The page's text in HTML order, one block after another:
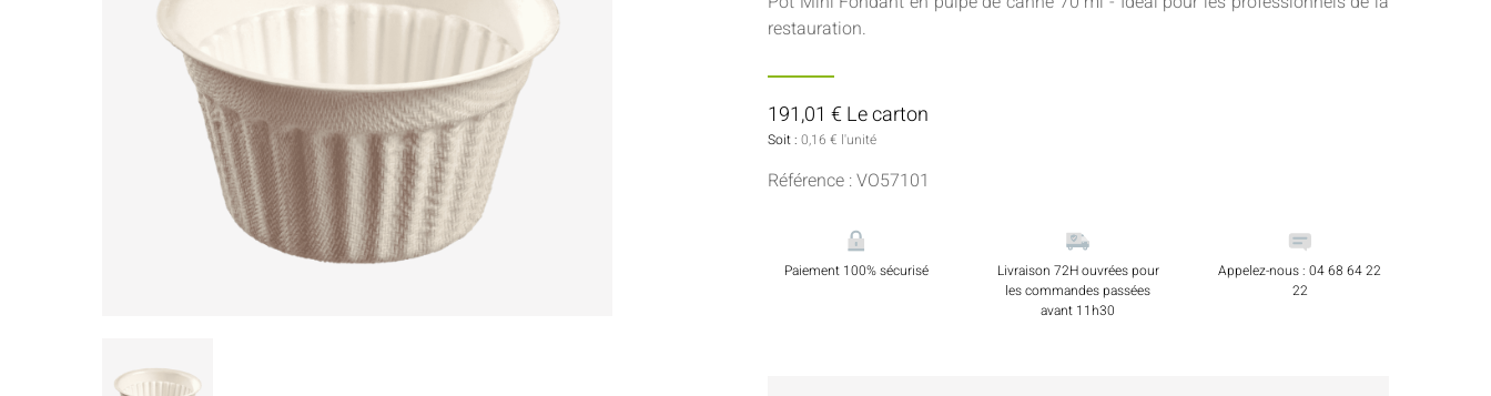
Coffrets À Partager Sauces Et Condiments
Flacons Et Bouteilles
Pâtisserie
restauration.
191,01 € Le carton
Soit : 0,16 € l'unité
Référence : VO57101
Paiement 100% sécurisé
Livraison 72H ouvrées pour
les commandes passées
avant 11h30
Appelez-nous : 04 68 64 22
22